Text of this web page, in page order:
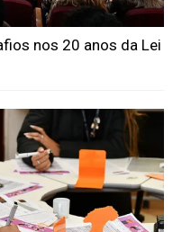
nos 20 anos da Lei